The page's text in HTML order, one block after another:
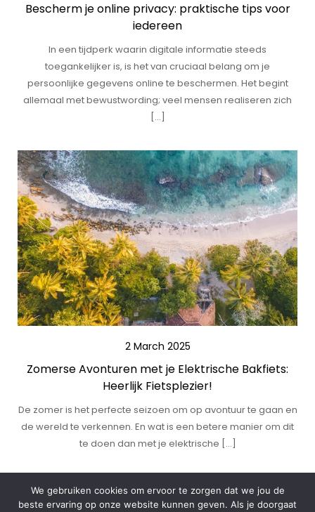
Bescherm je online privacy: praktische tips voor
iedereen
In een tijdperk waarin digitale informatie steeds
toegankelijker is, is het van cruciaal belang om je
persoonlijke gegevens online te beschermen. Het begint
allemaal met bewustwording; veel mensen realiseren zich
[…]
2 March 2025
Zomerse Avonturen met je Elektrische Bakfiets:
Heerlijk Fietsplezier!
De zomer is het perfecte seizoen om op avontuur te gaan en
de wereld te verkennen. En wat is een betere manier om dit
te doen dan met je elektrische […]
Posts 1 2 3 Next
We gebruiken cookies om ervoor te zorgen dat we jou de
beste ervaring op onze website kunnen geven. Als je doorgaat